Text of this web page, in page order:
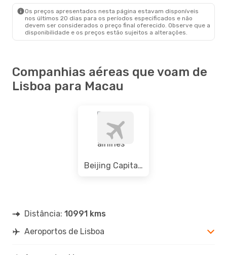
Os preços apresentados nesta página estavam disponíveis
nos últimos 20 dias para os períodos especificados e não
devem ser considerados o preço final oferecido. Observe que a
disponibilidade e os preços estão sujeitos a alterações.
Companhias aéreas que voam de
Lisboa para Macau
Beijing Capital airlines
Distância: 10991 kms
Aeroportos de Lisboa